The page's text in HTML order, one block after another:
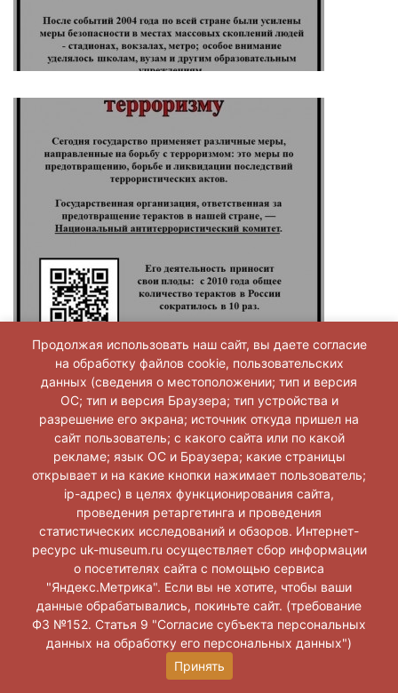
Продолжая использовать наш сайт, вы даете согласие
на обработку файлов cookie, пользовательских
данных (сведения о местоположении; тип и версия
ОС; тип и версия Браузера; тип устройства и
разрешение его экрана; источник откуда пришел на
сайт пользователь; с какого сайта или по какой
рекламе; язык ОС и Браузера; какие страницы
открывает и на какие кнопки нажимает пользователь;
ip-адрес) в целях функционирования сайта,
проведения ретаргетинга и проведения
статистических исследований и обзоров. Интернет-
ресурс uk-museum.ru осуществляет сбор информации
о посетителях сайта с помощью сервиса
"Яндекс.Метрика". Если вы не хотите, чтобы ваши
данные обрабатывались, покиньте сайт. (требование
ФЗ №152. Статья 9 "Согласие субъекта персональных
данных на обработку его персональных данных")
Принять